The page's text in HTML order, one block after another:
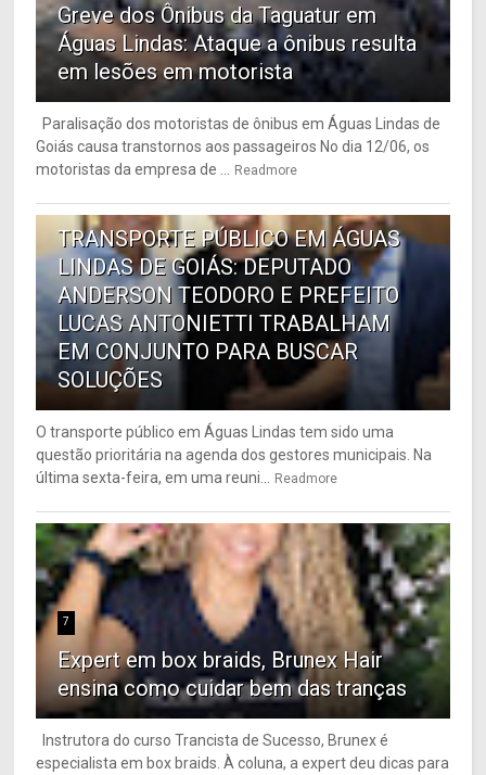
Greve dos Ônibus da Taguatur em
Águas Lindas: Ataque a ônibus resulta
em lesões em motorista
Paralisação dos motoristas de ônibus em Águas Lindas de
Goiás causa transtornos aos passageiros No dia 12/06, os
motoristas da empresa de ...
Readmore
TRANSPORTE PÚBLICO EM ÁGUAS
LINDAS DE GOIÁS: DEPUTADO
ANDERSON TEODORO E PREFEITO
LUCAS ANTONIETTI TRABALHAM
EM CONJUNTO PARA BUSCAR
SOLUÇÕES
O transporte público em Águas Lindas tem sido uma
questão prioritária na agenda dos gestores municipais. Na
última sexta-feira, em uma reuni...
Readmore
7
Expert em box braids, Brunex Hair
ensina como cuidar bem das tranças
Instrutora do curso Trancista de Sucesso, Brunex é
especialista em box braids. À coluna, a expert deu dicas para